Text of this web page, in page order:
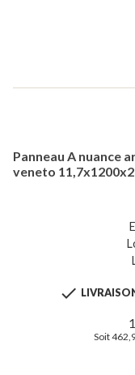
Panneau A nuance
veneto

Soit